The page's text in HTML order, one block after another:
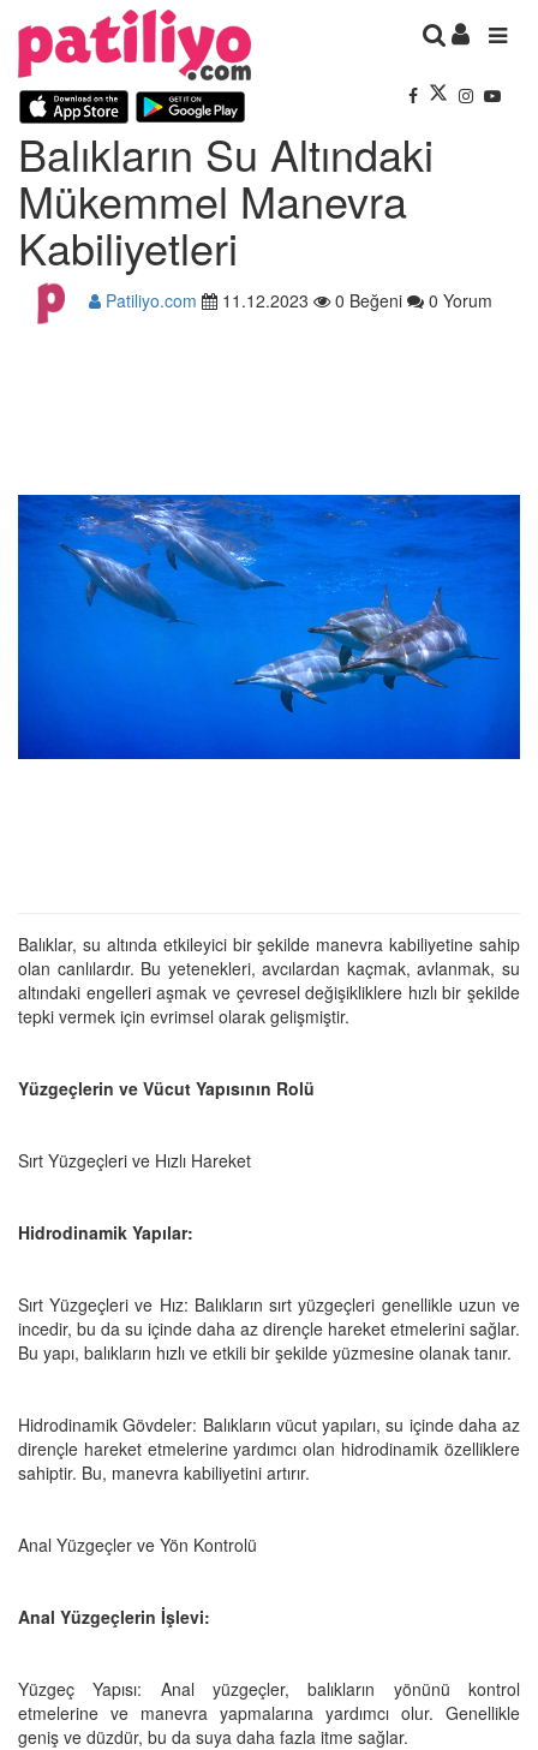
Balıkların Su Altındaki
Mükemmel Manevra
Kabiliyetleri
Patiliyo.com 11.12.2023 0 Beğeni 0 Yorum
Balıklar, su altında etkileyici bir şekilde manevra kabiliyetine sahip
olan canlılardır. Bu yetenekleri, avcılardan kaçmak, avlanmak, su
altındaki engelleri aşmak ve çevresel değişikliklere hızlı bir şekilde
tepki vermek için evrimsel olarak gelişmiştir.
Yüzgeçlerin ve Vücut Yapısının Rolü
Sırt Yüzgeçleri ve Hızlı Hareket
Hidrodinamik Yapılar:
Sırt Yüzgeçleri ve Hız: Balıkların sırt yüzgeçleri genellikle uzun ve
incedir, bu da su içinde daha az dirençle hareket etmelerini sağlar.
Bu yapı, balıkların hızlı ve etkili bir şekilde yüzmesine olanak tanır.
Hidrodinamik Gövdeler: Balıkların vücut yapıları, su içinde daha az
dirençle hareket etmelerine yardımcı olan hidrodinamik özelliklere
sahiptir. Bu, manevra kabiliyetini artırır.
Anal Yüzgeçler ve Yön Kontrolü
Anal Yüzgeçlerin İşlevi:
Yüzgeç Yapısı: Anal yüzgeçler, balıkların yönünü kontrol
etmelerine ve manevra yapmalarına yardımcı olur. Genellikle
geniş ve düzdür, bu da suya daha fazla itme sağlar.